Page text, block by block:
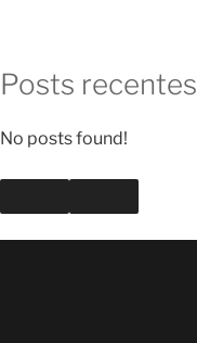
Posts recentes
No posts found!